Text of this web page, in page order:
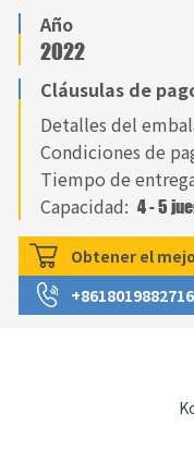
Año
2022
Cláusulas de
Detalles del
Condiciones de
Tiempo de
Capacidad: 4 - 5
Obtener el
+8618019882716